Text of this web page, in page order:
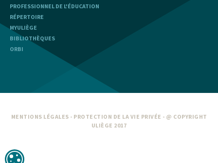
PROFESSIONNEL DE L'ÉDUCATION
RÉPERTOIRE
MYULIÈGE
BIBLIOTHÈQUES
ORBI
MENTIONS LÉGALES - PROTECTION DE LA VIE PRIVÉE - @ COPYRIGHT
ULIÈGE 2017